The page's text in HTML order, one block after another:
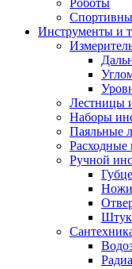
Роботы
Инструменты и
Лестницы
Наборы
Паяльные
Расходные
Ручной
Ножи